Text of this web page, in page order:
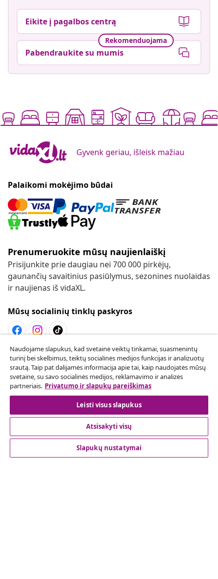
Eikite į pagalbos centrą
Rekomenduojama
Pabendraukite su mumis
Gyvenk geriau, išleisk mažiau
Palaikomi mokėjimo būdai
Prenumeruokite mūsų naujienlaiškį
Prisijunkite prie daugiau nei 700 000 pirkėjų,
gaunančių savaitinius pasiūlymus, sezonines nuolaidas
ir naujienas iš vidaXL.
Mūsų socialinių tinklų paskyros
Sutarties atsisakymas
Pateikite prašymą atsisakyti užsakymo.
Sutarties atsisakymas
Klientų aptarnavimas
Naudojame slapukus, kad svetainė veiktų tinkamai, suasmenintų
turinį bei skelbimus, teiktų socialinės medijos funkcijas ir analizuotų
srautą. Taip pat dalijamės informacija apie tai, kaip naudojatės mūsų
svetaine, su savo socialinės medijos, reklamavimo ir analizės
partneriais. Privatumo ir slapukų pareiškimas
Leisti visus slapukus
Atsisakyti visų
Slapukų nustatymai